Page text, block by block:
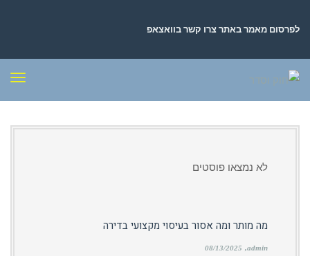
לפרסום מאמר באתר צרו קשר בוואצאפ
לא נמצאו פוסטים
מה מותר ומה אסור בעיסוי מקצועי בדירה
admin
08/13/2025